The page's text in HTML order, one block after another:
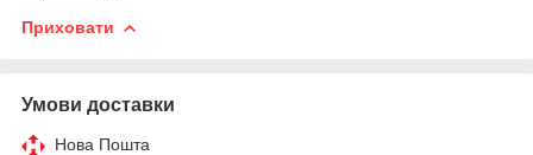
Приховати
Умови доставки
Нова Пошта